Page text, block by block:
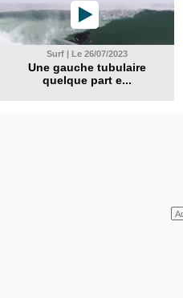
Surf | Le 26/07/2023
Une gauche tubulaire
quelque part e...